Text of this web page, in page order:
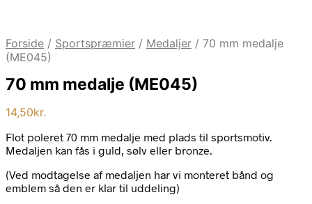
Forside / Sportspræmier / Medaljer / 70 mm medalje
(ME045)
70 mm medalje (ME045)
14,50kr.
Flot poleret 70 mm medalje med plads til sportsmotiv.
Medaljen kan fås i guld, sølv eller bronze.
(Ved modtagelse af medaljen har vi monteret bånd og
emblem så den er klar til uddeling)